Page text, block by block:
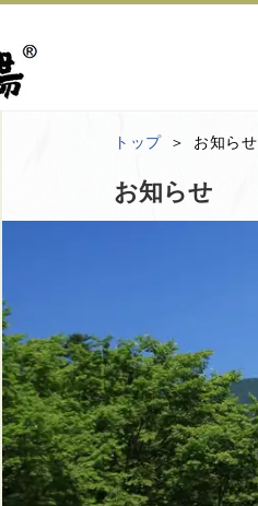
トップ お知らせ
お知らせ